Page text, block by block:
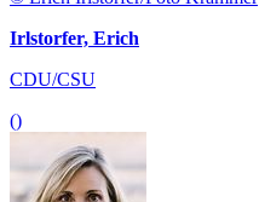
Irlstorfer, Erich
CDU/CSU
()